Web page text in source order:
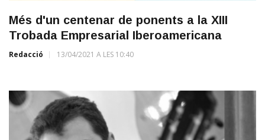
Més d'un centenar de ponents a la XIII
Trobada Empresarial Iberoamericana
Redacció 13/04/2021 A LES 10:40